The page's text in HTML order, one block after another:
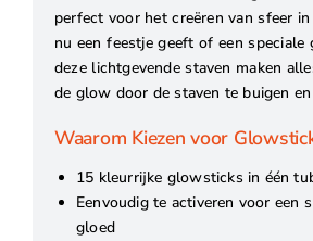
perfect voor het creëren van sfeer
nu een feestje geeft of een speciale
deze lichtgevende staven maken
de glow door de staven te buigen
Waarom Kiezen voor
15 kleurrijke glowsticks in één
Eenvoudig te activeren voor een
gloed